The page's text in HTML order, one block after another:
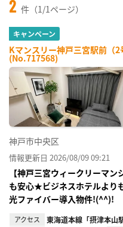
2 件（1/1ページ）
キャンペーン
Kマンスリー神戸三宮駅前（2
(No.717568)
神戸市中央区
情報更新日 2026/08/09 09:21
【神戸三宮ウィークリーマ
も安心★ビジネスホテルより
光ファイバー導入物件!(^^)!
アクセス 東海道本線「摂津本山